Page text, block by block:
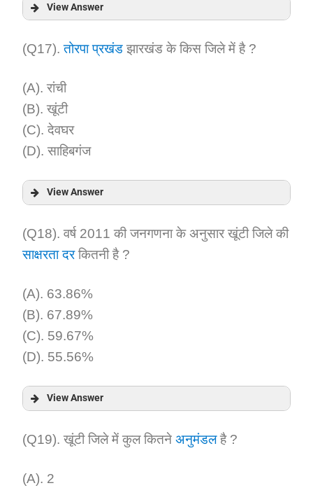
View Answer
Answer:
Explanation:
(Q17).तोरपा प्रखंड झारखंड के किस जिले में है ?
(A). रांची
(B). खूंटी
(C). देवघर
(D). साहिबगंज
View Answer
Answer:
(Q18). वर्ष 2011 की जनगणना के अनुसार खूंटी जिले की
साक्षरता दरकितनी है ?
(A). 63.86%
(B). 67.89%
(C). 59.67%
(D). 55.56%
View Answer
Answer:
Explanation:
(Q19). खूंटी जिले में कुल कितनेअनुमंडलहै ?
(A). 2